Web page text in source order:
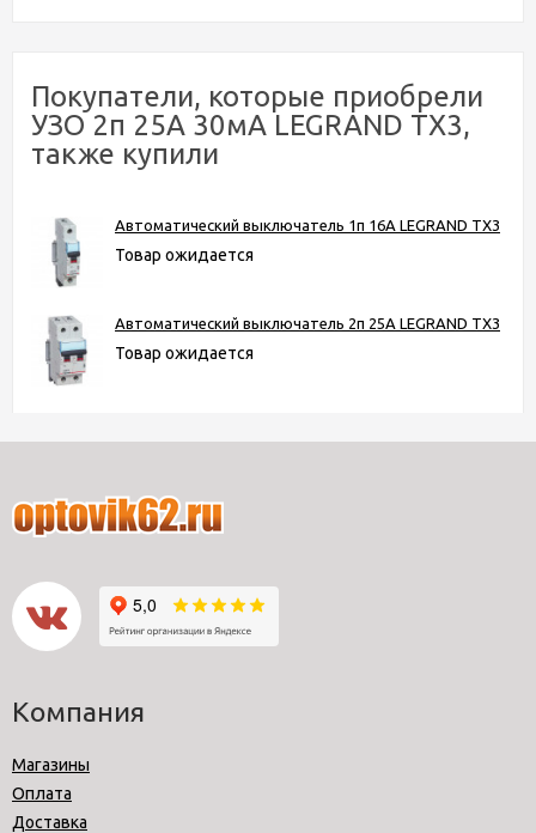
Покупатели, которые приобрели
УЗО 2п 25А 30мА LEGRAND TX3,
также купили
Автоматический выключатель 1п 16А LEGRAND ТХ3
Товар ожидается
Автоматический выключатель 2п 25А LEGRAND ТХ3
Товар ожидается
Компания
Магазины
Оплата
Доставка